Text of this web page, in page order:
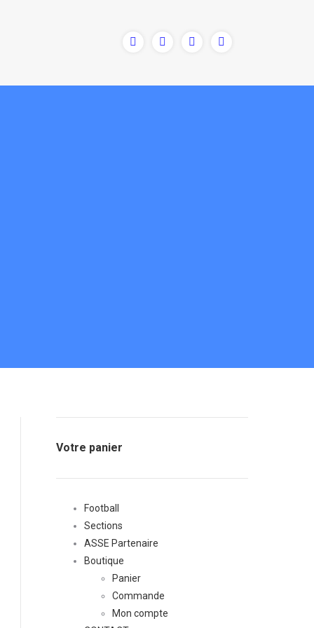
Votre panier
Football
Sections
ASSE Partenaire
Boutique
Panier
Commande
Mon compte